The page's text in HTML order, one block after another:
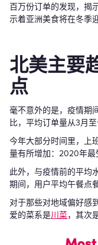
百万份订单的发现，揭
示着亚洲美食将在冬季
北美主要
点
毫不意外的是，疫情期
比，平均订单量从3月
今年大部分时间里，上
量有所增加：2020年最
此外，与疫情前的平均
期间，用户平均午餐点
对于那些对地域偏好感
爱的菜系是川菜，其次